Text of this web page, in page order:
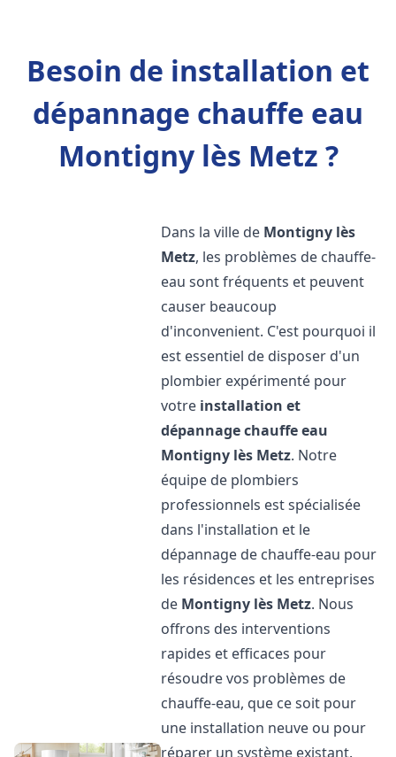
Besoin de installation et
dépannage chauffe eau
Montigny lès Metz ?
Dans la ville de Montigny lès
Metz, les problèmes de chauffe-
eau sont fréquents et peuvent
causer beaucoup
d'inconvenient. C'est pourquoi il
est essentiel de disposer d'un
plombier expérimenté pour
votre installation et
dépannage chauffe eau
Montigny lès Metz. Notre
équipe de plombiers
professionnels est spécialisée
dans l'installation et le
dépannage de chauffe-eau pour
les résidences et les entreprises
de Montigny lès Metz. Nous
offrons des interventions
rapides et efficaces pour
résoudre vos problèmes de
chauffe-eau, que ce soit pour
une installation neuve ou pour
réparer un système existant.